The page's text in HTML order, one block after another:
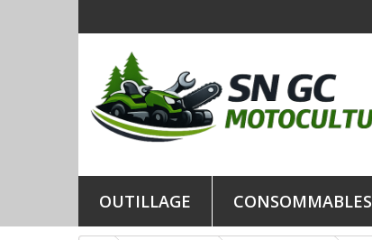
OUTILLAGE CONSOMMABLES